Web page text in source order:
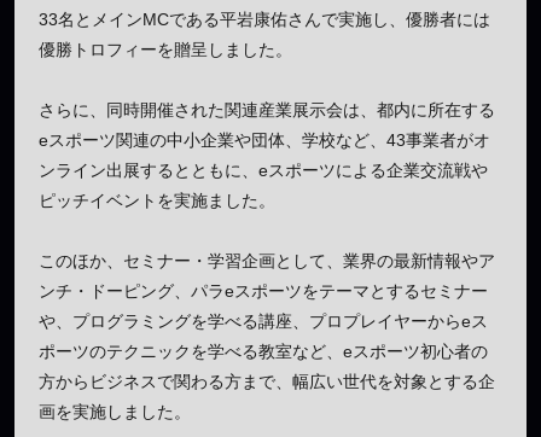
33名とメインMCである平岩康佑さんで実施し、優勝者には
優勝トロフィーを贈呈しました。
さらに、同時開催された関連産業展示会は、都内に所在する
eスポーツ関連の中小企業や団体、学校など、43事業者がオ
ンライン出展するとともに、eスポーツによる企業交流戦や
ピッチイベントを実施ました。
このほか、セミナー・学習企画として、業界の最新情報やア
ンチ・ドーピング、パラeスポーツをテーマとするセミナー
や、プログラミングを学べる講座、プロプレイヤーからeス
ポーツのテクニックを学べる教室など、eスポーツ初心者の
方からビジネスで関わる方まで、幅広い世代を対象とする企
画を実施しました。